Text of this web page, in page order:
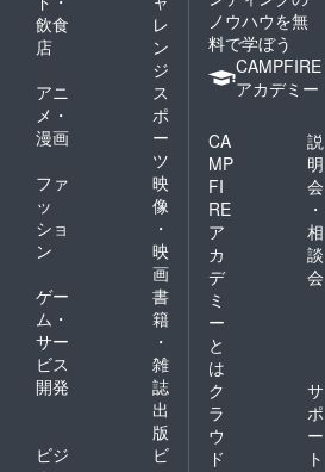
飲食
店
レ
ン
ジ
アニ
メ・
漫画
ス
ポ
ー
ツ
ファ
ッ
ショ
ン
映
像
・
映
画
ゲー
ム・
サー
ビス
開発
書
籍
・
雑
誌
出
版
ビジ
ビ
ノウハウを無
料で学ぼう
CAMPFIRE
アカデミー
CA
MP
FI
RE
ア
カ
デ
ミ
ー
と
は
説
明
会
・
相
談
会
ク
ラ
ウ
ド
サ
ポ
ー
ト